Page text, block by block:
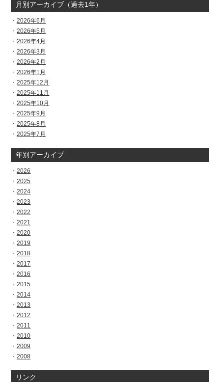
月別アーカイブ（過去1年）
2026年6月
2026年5月
2026年4月
2026年3月
2026年2月
2026年1月
2025年12月
2025年11月
2025年10月
2025年9月
2025年8月
2025年7月
年別アーカイブ
2026
2025
2024
2023
2022
2021
2020
2019
2018
2017
2016
2015
2014
2013
2012
2011
2010
2009
2008
リンク